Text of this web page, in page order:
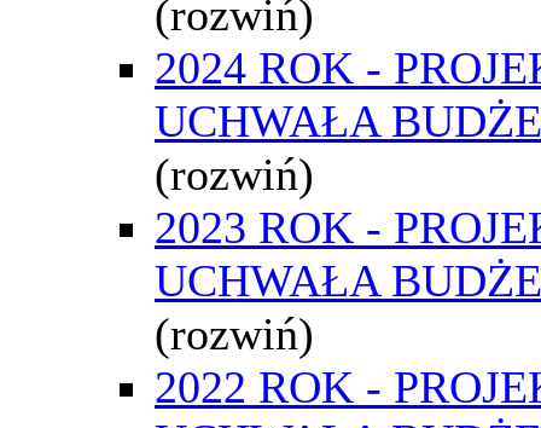
(rozwiń)
2024 ROK -
UCHWAŁA
(rozwiń)
2023 ROK -
UCHWAŁA
(rozwiń)
2022 ROK -